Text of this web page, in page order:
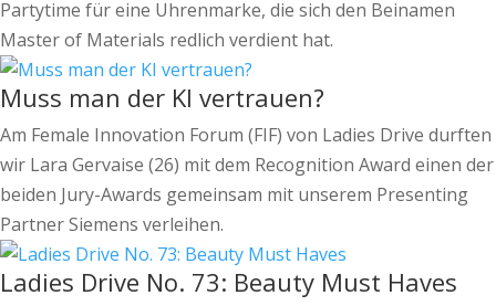
Partytime für eine Uhrenmarke, die sich den Beinamen
Master of Materials redlich verdient hat.
Muss man der KI vertrauen?
Am Female Innovation Forum (FIF) von Ladies Drive durften
wir Lara Gervaise (26) mit dem Recognition Award einen der
beiden Jury-Awards gemeinsam mit unserem Presenting
Partner Siemens verleihen.
Ladies Drive No. 73: Beauty Must Haves